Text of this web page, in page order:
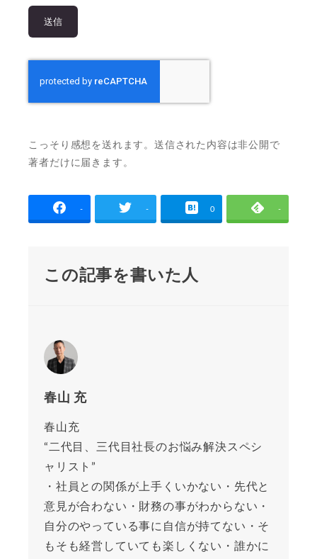
こっそり感想を送れます。送信された内容は非公開で
著者だけに届きます。
- - 0 -
この記事を書いた人
春山 充
春山充
“二代目、三代目社長のお悩み解決スペシ
ャリスト”
・社員との関係が上手くいかない・先代と
意見が合わない・財務の事がわからない・
自分のやっている事に自信が持てない・そ
もそも経営していても楽しくない・誰かに